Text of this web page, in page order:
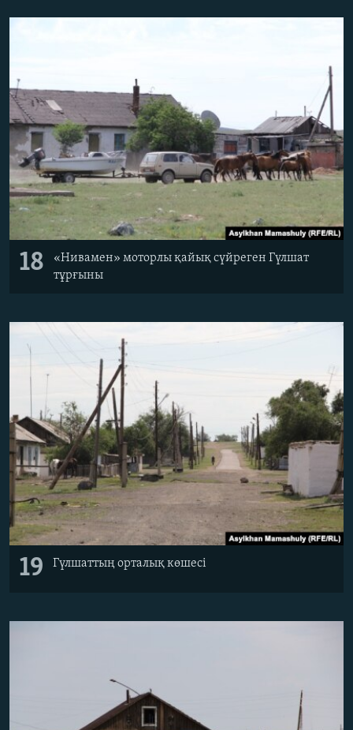
18
«Нивамен» моторлы қайық сүйреген Гүлшат
тұрғыны
19 Гүлшаттың орталық көшесі